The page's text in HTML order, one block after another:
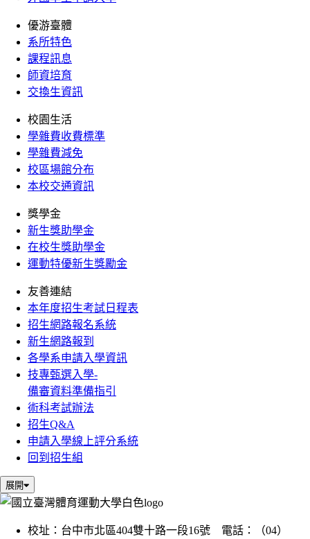
優游臺體
系所特色
課程訊息
師資培育
交換生資訊
校園生活
學雜費收費標準
學雜費減免
校區場館分布
本校交通資訊
獎學金
新生獎助學金
在校生獎助學金
運動特優新生獎勵金
友善連結
本年度招生考試日程表
招生網路報名系統
新生網路報到
各學系申請入學資訊
技專甄選入學-
備審資料準備指引
術科考試辦法
招生Q&A
申請入學線上評分系統
回到招生組
展開
校址：台中市北區404雙十路一段16號 電話：（04）